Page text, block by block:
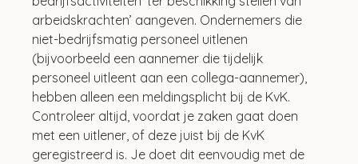
arbeidskrachten’ aangeven. Ondernemers die
niet-bedrijfsmatig personeel uitlenen
(bijvoorbeeld een aannemer die tijdelijk
personeel uitleent aan een collega-aannemer),
hebben alleen een meldingsplicht bij de KvK.
Controleer altijd, voordat je zaken gaat doen
met een uitlener, of deze juist bij de KvK
geregistreerd is. Je doet dit eenvoudig met de